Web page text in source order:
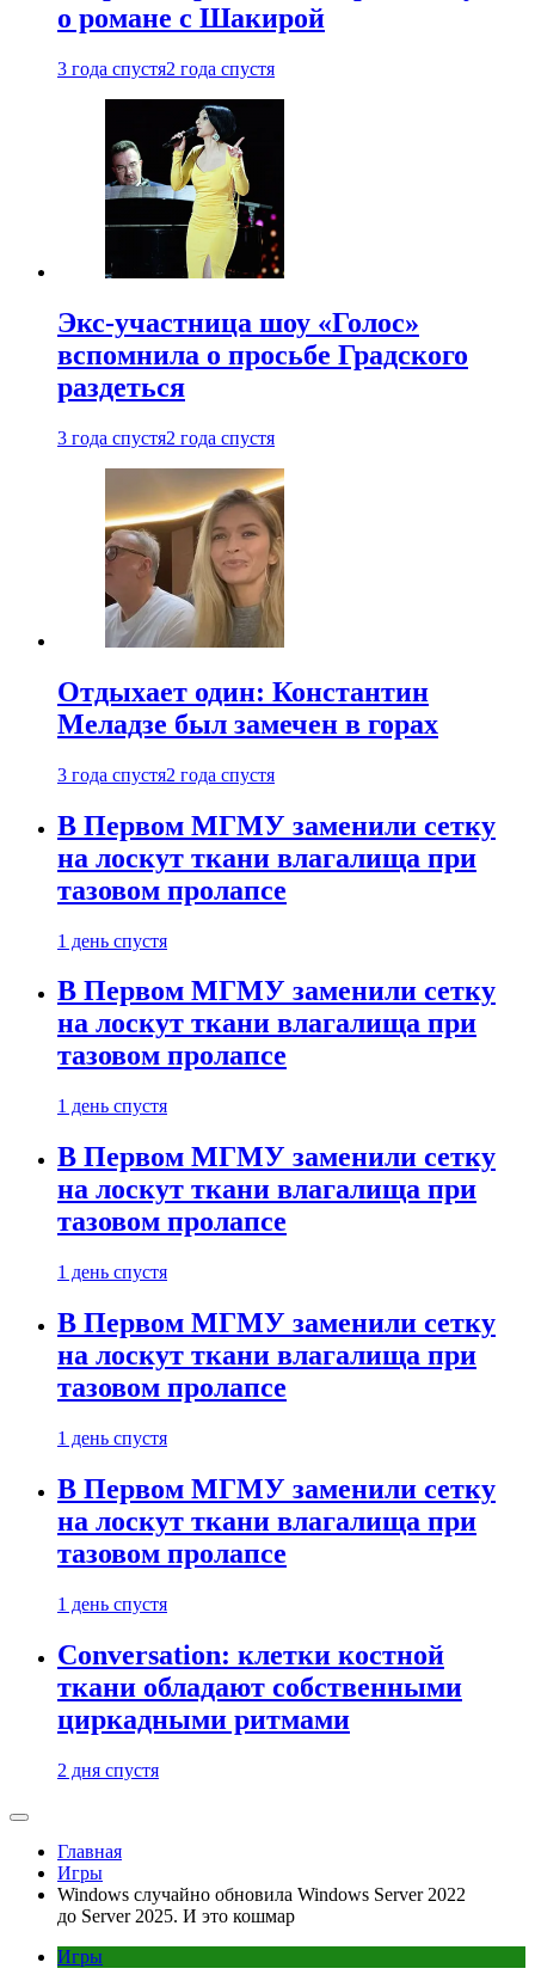
о романе с Шакирой
3 года спустя2 года спустя
Экс-участница шоу «Голос»
вспомнила о просьбе Градского
раздеться
3 года спустя2 года спустя
Отдыхает один: Константин
Меладзе был замечен в горах
3 года спустя2 года спустя
В Первом МГМУ заменили сетку
на лоскут ткани влагалища при
тазовом пролапсе
1 день спустя
В Первом МГМУ заменили сетку
на лоскут ткани влагалища при
тазовом пролапсе
1 день спустя
В Первом МГМУ заменили сетку
на лоскут ткани влагалища при
тазовом пролапсе
1 день спустя
В Первом МГМУ заменили сетку
на лоскут ткани влагалища при
тазовом пролапсе
1 день спустя
В Первом МГМУ заменили сетку
на лоскут ткани влагалища при
тазовом пролапсе
1 день спустя
Conversation: клетки костной
ткани обладают собственными
циркадными ритмами
2 дня спустя
Главная
Игры
Windows случайно обновила Windows Server 2022
до Server 2025. И это кошмар
Игры